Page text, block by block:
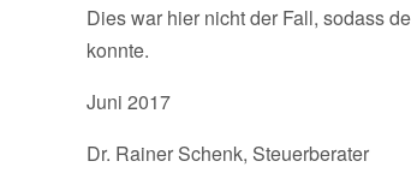
Dies war hier nicht der Fall, sodass
konnte.
Juni 2017
Dr. Rainer Schenk, Steuerberater